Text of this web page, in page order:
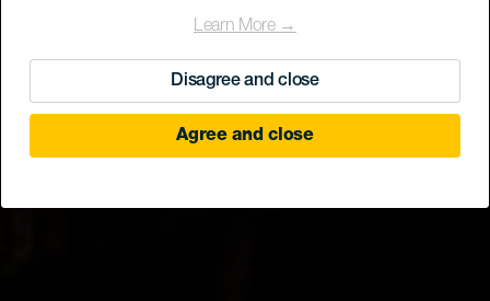
Learn More →
Disagree and close
Agree and close